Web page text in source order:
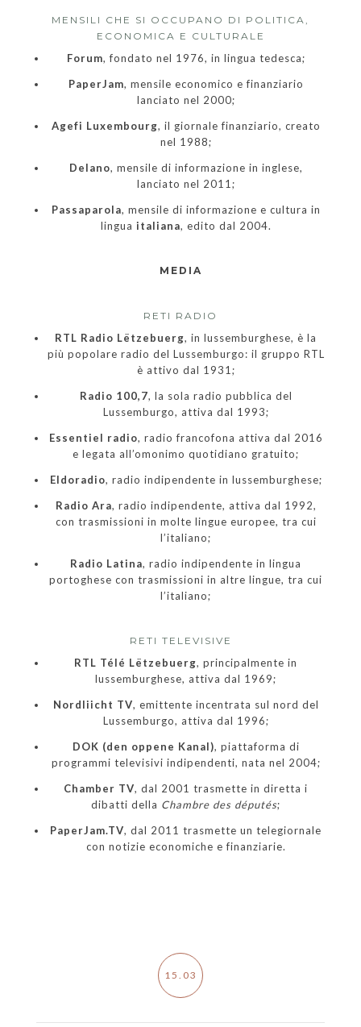
MENSILI CHE SI OCCUPANO DI POLITICA,
ECONOMICA E CULTURALE
Forum, fondato nel 1976, in lingua tedesca;
PaperJam, mensile economico e finanziario
lanciato nel 2000;
Agefi Luxembourg, il giornale finanziario, creato
nel 1988;
Delano, mensile di informazione in inglese,
lanciato nel 2011;
Passaparola, mensile di informazione e cultura in
lingua italiana, edito dal 2004.
MEDIA
RETI RADIO
RTL Radio Lëtzebuerg, in lussemburghese, è la
più popolare radio del Lussemburgo: il gruppo RTL
è attivo dal 1931;
Radio 100,7, la sola radio pubblica del
Lussemburgo, attiva dal 1993;
Essentiel radio, radio francofona attiva dal 2016
e legata all’omonimo quotidiano gratuito;
Eldoradio, radio indipendente in lussemburghese;
Radio Ara, radio indipendente, attiva dal 1992,
con trasmissioni in molte lingue europee, tra cui
l’italiano;
Radio Latina, radio indipendente in lingua
portoghese con trasmissioni in altre lingue, tra cui
l’italiano;
RETI TELEVISIVE
RTL Télé Lëtzebuerg, principalmente in
lussemburghese, attiva dal 1969;
Nordliicht TV, emittente incentrata sul nord del
Lussemburgo, attiva dal 1996;
DOK (den oppene Kanal), piattaforma di
programmi televisivi indipendenti, nata nel 2004;
Chamber TV, dal 2001 trasmette in diretta i
dibatti della Chambre des députés;
PaperJam.TV, dal 2011 trasmette un telegiornale
con notizie economiche e finanziarie.
15.03